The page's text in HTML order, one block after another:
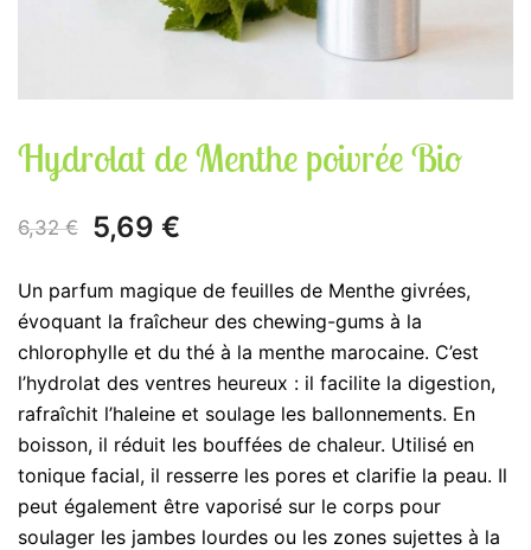
Hydrolat de Menthe poivrée Bio
6,32€
Le
initial
était :
6,32 €.
5,69 €
actuel
est :
5,69 €.
Un parfum magique de feuilles de Menthe givrées,
évoquant la fraîcheur des chewing-gums à la
chlorophylle et du thé à la menthe marocaine. C’est
l’hydrolat des ventres heureux : il facilite la digestion,
rafraîchit l’haleine et soulage les ballonnements. En
boisson, il réduit les bouffées de chaleur. Utilisé en
tonique facial, il resserre les pores et clarifie la peau. Il
peut également être vaporisé sur le corps pour
soulager les jambes lourdes ou les zones sujettes à la